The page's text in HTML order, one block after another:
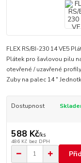
FLEX RS/BI-230 14 VE5
Plátek pro šavlovou pilu
otevřené / uzavřené
Zuby na palec 14 "
Dostupnost
588 Kč/ks
486 Kč bez DPH